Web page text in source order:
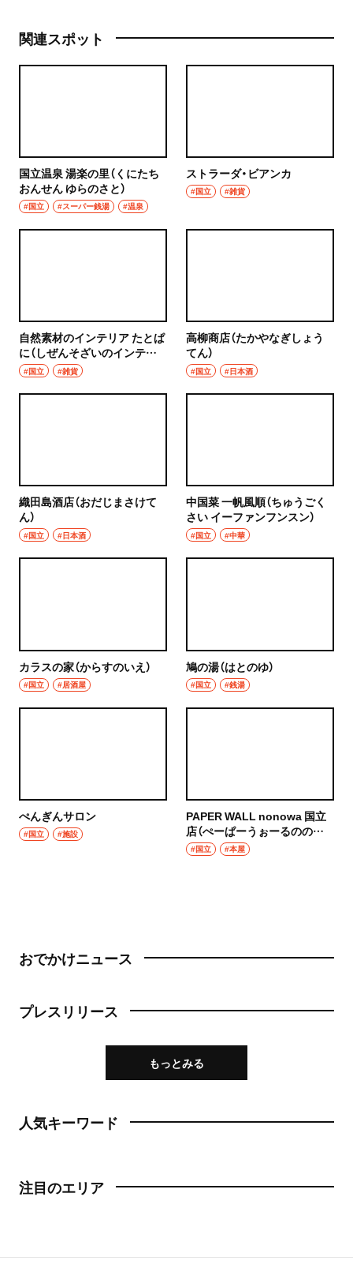
関連スポット
国立温泉 湯楽の里（くにたち
おんせん ゆらのさと）
#国立 #スーパー銭湯 #温泉
ストラーダ・ビアンカ
#国立 #雑貨
自然素材のインテリア たとぱ
に（しぜんそざいのインテリ
ア たとぱに）
#国立 #雑貨
高柳商店（たかやなぎしょう
てん）
#国立 #日本酒
織田島酒店（おだじまさけて
ん）
#国立 #日本酒
中国菜 一帆風順（ちゅうごく
さい イーファンフンスン）
#国立 #中華
カラスの家（からすのいえ）
#国立 #居酒屋
鳩の湯（はとのゆ）
#国立 #銭湯
ぺんぎんサロン
#国立 #施設
PAPER WALL nonowa 国立
店（ぺーぱーうぉーるののわ
くにたちてん）
#国立 #本屋
おでかけニュース
プレスリリース
もっとみる
人気キーワード
注目のエリア